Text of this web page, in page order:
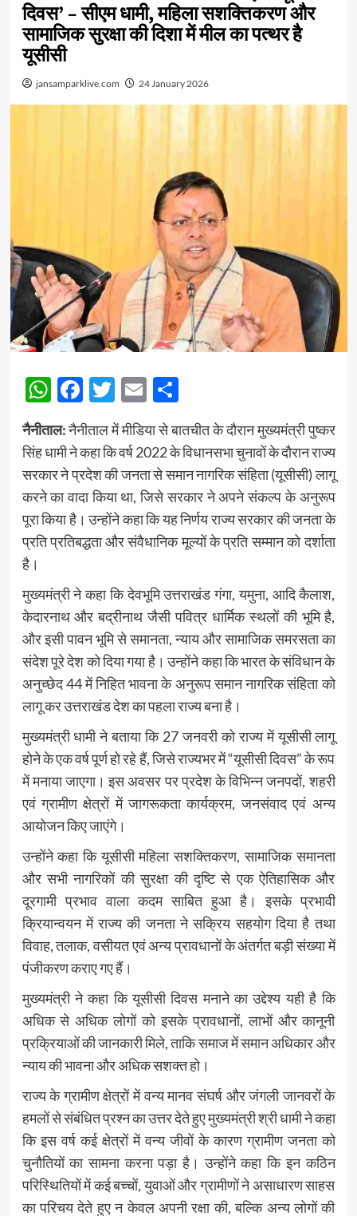
दिवस’ – सीएम धामी, महिला सशक्तिकरण और
सामाजिक सुरक्षा की दिशा में मील का पत्थर है
यूसीसी
jansamparklive.com 24 January 2026
WhatsApp
Facebook
Twitter
EmailShare
नैनीताल:नैनीताल में मीडिया से बातचीत के दौरान मुख्यमंत्री पुष्कर
सिंह धामी ने कहा कि वर्ष 2022 के विधानसभा चुनावों के दौरान राज्य
सरकार ने प्रदेश की जनता से समान नागरिक संहिता (यूसीसी) लागू
करने का वादा किया था, जिसे सरकार ने अपने संकल्प के अनुरूप
पूरा किया है। उन्होंने कहा कि यह निर्णय राज्य सरकार की जनता के
प्रति प्रतिबद्धता और संवैधानिक मूल्यों के प्रति सम्मान को दर्शाता
है।
मुख्यमंत्री ने कहा कि देवभूमि उत्तराखंड गंगा, यमुना, आदि कैलाश,
केदारनाथ और बद्रीनाथ जैसी पवित्र धार्मिक स्थलों की भूमि है,
और इसी पावन भूमि से समानता, न्याय और सामाजिक समरसता का
संदेश पूरे देश को दिया गया है। उन्होंने कहा कि भारत के संविधान के
अनुच्छेद 44 में निहित भावना के अनुरूप समान नागरिक संहिता को
लागू कर उत्तराखंड देश का पहला राज्य बना है।
मुख्यमंत्री धामी ने बताया कि 27 जनवरी को राज्य में यूसीसी लागू
होने के एक वर्ष पूर्ण हो रहे हैं, जिसे राज्यभर में “यूसीसी दिवस” के रूप
में मनाया जाएगा। इस अवसर पर प्रदेश के विभिन्न जनपदों, शहरी
एवं ग्रामीण क्षेत्रों में जागरूकता कार्यक्रम, जनसंवाद एवं अन्य
आयोजन किए जाएंगे।
उन्होंने कहा कि यूसीसी महिला सशक्तिकरण, सामाजिक समानता
और सभी नागरिकों की सुरक्षा की दृष्टि से एक ऐतिहासिक और
दूरगामी प्रभाव वाला कदम साबित हुआ है। इसके प्रभावी
क्रियान्वयन में राज्य की जनता ने सक्रिय सहयोग दिया है तथा
विवाह, तलाक, वसीयत एवं अन्य प्रावधानों के अंतर्गत बड़ी संख्या में
पंजीकरण कराए गए हैं।
मुख्यमंत्री ने कहा कि यूसीसी दिवस मनाने का उद्देश्य यही है कि
अधिक से अधिक लोगों को इसके प्रावधानों, लाभों और कानूनी
प्रक्रियाओं की जानकारी मिले, ताकि समाज में समान अधिकार और
न्याय की भावना और अधिक सशक्त हो।
राज्य के ग्रामीण क्षेत्रों में वन्य मानव संघर्ष और जंगली जानवरों के
हमलों से संबंधित प्रश्न का उत्तर देते हुए मुख्यमंत्री श्री धामी ने कहा
कि इस वर्ष कई क्षेत्रों में वन्य जीवों के कारण ग्रामीण जनता को
चुनौतियों का सामना करना पड़ा है। उन्होंने कहा कि इन कठिन
परिस्थितियों में कई बच्चों, युवाओं और ग्रामीणों ने असाधारण साहस
का परिचय देते हुए न केवल अपनी रक्षा की, बल्कि अन्य लोगों की